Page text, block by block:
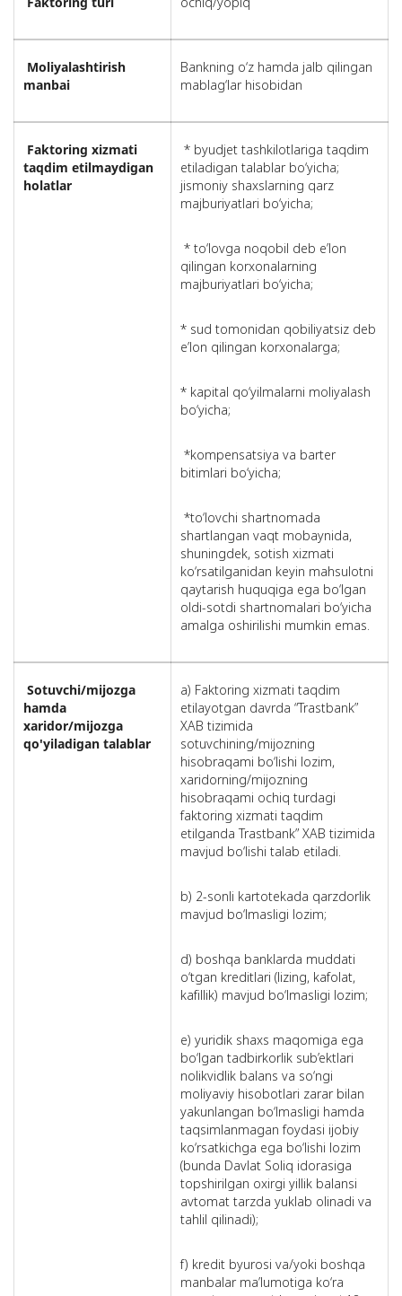
Moliyalashtirish
manbai
Bankning o‘z hamda jalb qilingan
mablag‘lar hisobidan
Faktoring xizmati
taqdim etilmaydigan
holatlar
* byudjet tashkilotlariga taqdim
etiladigan talablar bo‘yicha;
jismoniy shaxslarning qarz
majburiyatlari bo‘yicha;
* to‘lovga noqobil deb e’lon
qilingan korxonalarning
majburiyatlari bo‘yicha;
* sud tomonidan qobiliyatsiz deb
e’lon qilingan korxonalarga;
* kapital qo‘yilmalarni moliyalash
bo‘yicha;
*kompensatsiya va barter
bitimlari bo‘yicha;
*to‘lovchi shartnomada
shartlangan vaqt mobaynida,
shuningdek, sotish xizmati
ko‘rsatilganidan keyin mahsulotni
qaytarish huquqiga ega bo‘lgan
oldi-sotdi shartnomalari bo‘yicha
amalga oshirilishi mumkin emas.
Sotuvchi/mijozga
hamda
xaridor/mijozga
qo'yiladigan talablar
a) Faktoring xizmati taqdim
etilayotgan davrda “Trastbank”
XAB tizimida
sotuvchining/mijozning
hisobraqami bo‘lishi lozim,
xaridorning/mijozning
hisobraqami ochiq turdagi
faktoring xizmati taqdim
etilganda Trastbank” XAB tizimida
mavjud bo‘lishi talab etiladi.
b) 2-sonli kartotekada qarzdorlik
mavjud bo‘lmasligi lozim;
d) boshqa banklarda muddati
o‘tgan kreditlari (lizing, kafolat,
kafillik) mavjud bo‘lmasligi lozim;
e) yuridik shaxs maqomiga ega
bo‘lgan tadbirkorlik sub’ektlari
nolikvidlik balans va so‘ngi
moliyaviy hisobotlari zarar bilan
yakunlangan bo‘lmasligi hamda
taqsimlanmagan foydasi ijobiy
ko‘rsatkichga ega bo‘lishi lozim
(bunda Davlat Soliq idorasiga
topshirilgan oxirgi yillik balansi
avtomat tarzda yuklab olinadi va
tahlil qilinadi);
f) kredit byurosi va/yoki boshqa
manbalar ma’lumotiga ko‘ra